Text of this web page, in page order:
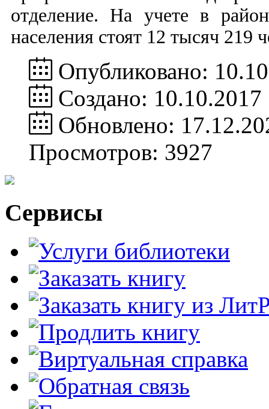
отделение. На учете в
населения стоят 12 тысяч 219
Опубликовано:
Создано: 10.10.2017
Обновлено:
Просмотров: 3927
Сервисы